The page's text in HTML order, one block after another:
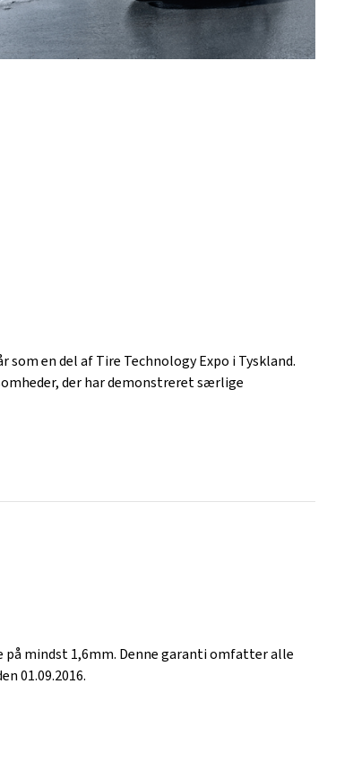
en del af Tire Technology Expo i Tyskland.
der har demonstreret særlige
mindst 1,6mm. Denne garanti omfatter alle
01.09.2016.